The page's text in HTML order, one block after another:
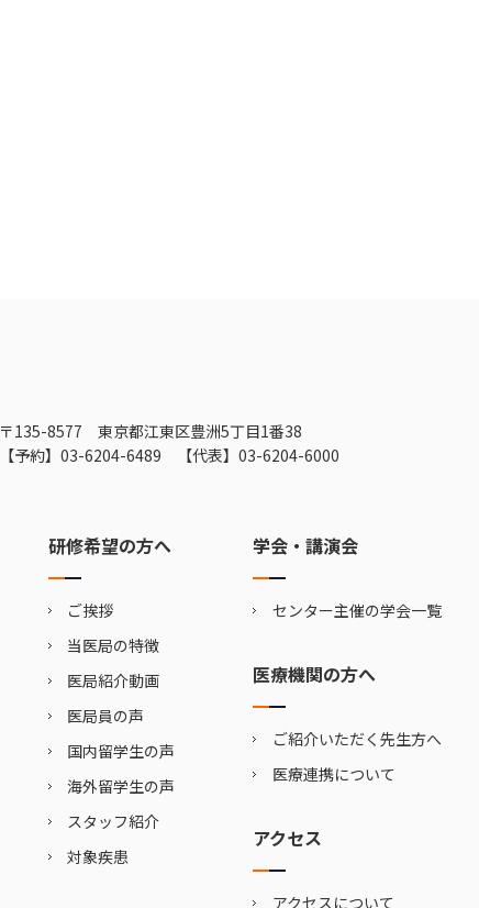
〒135-8577 東京都江東区豊洲5丁目1番38
【予約】 03-6204-6489 【代表】 03-6204-6000
研修希望の方へ
ご挨拶
当医局の特徴
医局紹介動画
医局員の声
国内留学生の声
海外留学生の声
スタッフ紹介
対象疾患
学会・講演会
センター主催の学会一覧
医療機関の方へ
ご紹介いただく先生方へ
医療連携について
アクセス
アクセスについて